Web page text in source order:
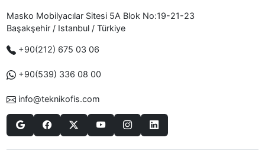
Masko Mobilyacılar Sitesi 5A Blok No:19-21-23
Başakşehir / Istanbul / Türkiye
+90(212) 675 03 06
+90(539) 336 08 00
info@teknikofis.com